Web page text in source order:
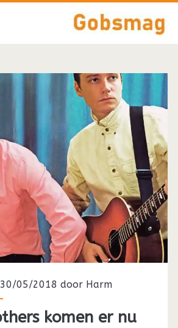
05/2018 door Harm
komen er nu